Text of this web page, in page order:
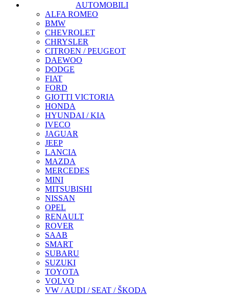
AUTOMOBILI
ALFA ROMEO
BMW
CHEVROLET
CHRYSLER
CITROEN / PEUGEOT
DAEWOO
DODGE
FIAT
FORD
GIOTTI VICTORIA
HONDA
HYUNDAI / KIA
IVECO
JAGUAR
JEEP
LANCIA
MAZDA
MERCEDES
MINI
MITSUBISHI
NISSAN
OPEL
RENAULT
ROVER
SAAB
SMART
SUBARU
SUZUKI
TOYOTA
VOLVO
VW / AUDI / SEAT / ŠKODA